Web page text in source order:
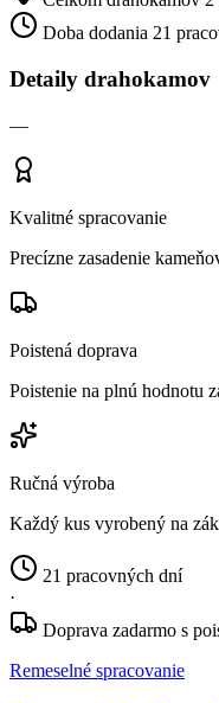
Doba dodania 21
Detaily drahokamov
—
Kvalitné spracovanie
Precízne zasadenie
Poistená doprava
Poistenie na plnú hodnotu
Ručná výroba
Každý kus vyrobený na
21 pracovných dní
·
Doprava zadarmo s
Remeselné spracovanie